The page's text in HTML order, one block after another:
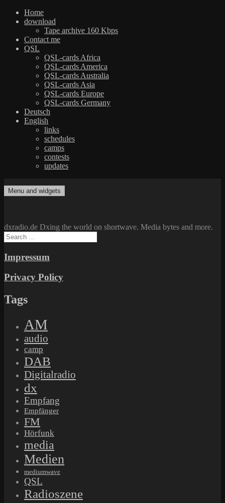
Home
download
Tape archive 160 Kbps
Contact me
QSL
QSL-cards Africa
QSL-cards America
QSL-cards Australia
QSL-cards Asia
QSL-cards Europe
QSL-cards Germany
Deutsch
English
links
schedules
camps
contests
updates
to
dxradio.de
DXing the world on shortwave
Menu and widgets
dxradio.de Dxing the world on shortwave. Media bytes and more.
Search
for:
Impressum
Privacy Policy
Tags
AM
audio
camp
DAB
Digitalradio
dx
Empfang
Empfänger
FM
Hörfunk
media
Medien
mediumwave
QSL
Radioszene